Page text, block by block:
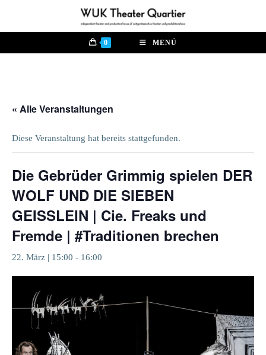
springen
0 MENÜ
« Alle Veranstaltungen
Diese Veranstaltung hat bereits stattgefunden.
Die Gebrüder Grimmig spielen DER
WOLF UND DIE SIEBEN
GEISSLEIN | Cie. Freaks und
Fremde | #Traditionen brechen
22. März | 15:00 - 16:00